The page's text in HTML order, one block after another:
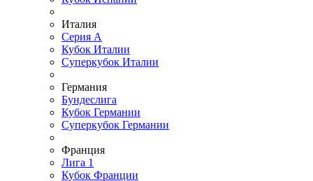
Италия
Серия А
Кубок Италии
Суперкубок Италии
Германия
Бундеслига
Кубок Германии
Суперкубок Германии
Франция
Лига 1
Кубок Франции